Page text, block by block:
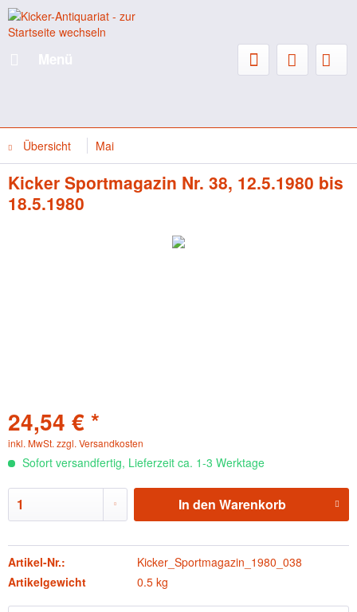
Übersicht Mai
Kicker Sportmagazin Nr. 38, 12.5.1980 bis
18.5.1980
24,54 € *
inkl. MwSt. zzgl. Versandkosten
Sofort versandfertig, Lieferzeit ca. 1-3 Werktage
In den Warenkorb
Artikel-Nr.:
Kicker_Sportmagazin_1980_038
Artikelgewicht
0.5 kg